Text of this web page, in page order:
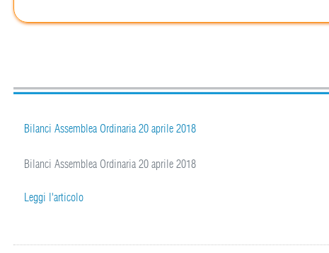
Bilanci Assemblea Ordinaria 20 aprile 2018
Bilanci Assemblea Ordinaria 20 aprile 2018
Leggi l'articolo